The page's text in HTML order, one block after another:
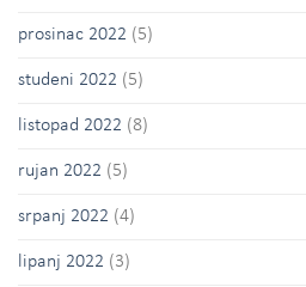
prosinac 2022 (5)
studeni 2022 (5)
listopad 2022 (8)
rujan 2022 (5)
srpanj 2022 (4)
lipanj 2022 (3)